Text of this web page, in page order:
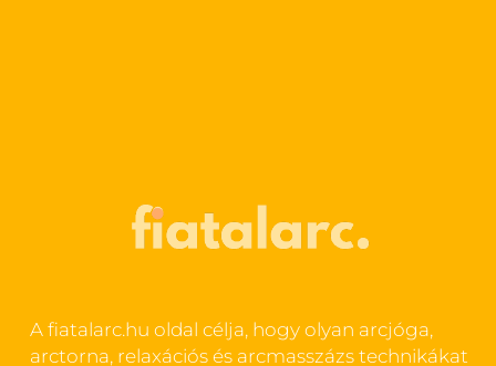
A fiatalarc.hu oldal célja, hogy olyan arcjóga,
arctorna, relaxációs és arcmasszázs technikákat